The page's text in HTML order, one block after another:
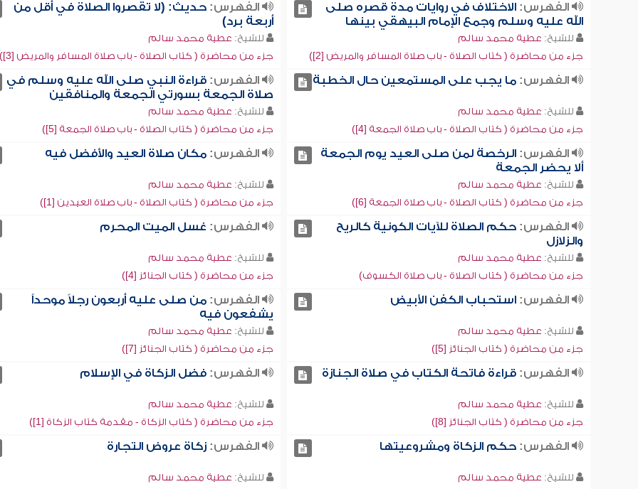
الفهرس:الاختلاف في روايات مدة قصره صلى
الله عليه وسلم وجمع الإمام البيهقي بينها
للشيخ: عطية محمد سالم
جزء من محاضرة ( كتاب الصلاة - باب صلاة المسافر والمريض [2])
الفهرس: حديث: (لا تقصروا الصلاة في أقل من
أربعة برد)
للشيخ: عطية محمد سالم
جزء من محاضرة ( كتاب الصلاة - باب صلاة المسافر والمريض [3])
الفهرس:ما يجب على المستمعين حال الخطبة
للشيخ: عطية محمد سالم
جزء من محاضرة ( كتاب الصلاة - باب صلاة الجمعة [4])
الفهرس: قراءة النبي صلى الله عليه وسلم في
صلاة الجمعة بسورتي الجمعة والمنافقين
للشيخ: عطية محمد سالم
جزء من محاضرة ( كتاب الصلاة - باب صلاة الجمعة [5])
الفهرس:الرخصة لمن صلى العيد يوم الجمعة
ألا يحضر الجمعة
للشيخ: عطية محمد سالم
جزء من محاضرة ( كتاب الصلاة - باب صلاة الجمعة [6])
الفهرس: مكان صلاة العيد والأفضل فيه
للشيخ: عطية محمد سالم
جزء من محاضرة ( كتاب الصلاة - باب صلاة العيدين [1])
الفهرس:حكم الصلاة للآيات الكونية كالريح
والزلازل
للشيخ: عطية محمد سالم
جزء من محاضرة ( كتاب الصلاة - باب صلاة الكسوف)
الفهرس: غسل الميت المحرم
للشيخ: عطية محمد سالم
جزء من محاضرة ( كتاب الجنائز [4])
الفهرس:استحباب الكفن الأبيض
للشيخ: عطية محمد سالم
جزء من محاضرة ( كتاب الجنائز [5])
الفهرس: من صلى عليه أربعون رجلاً موحداً
يشفعون فيه
للشيخ: عطية محمد سالم
جزء من محاضرة ( كتاب الجنائز [7])
الفهرس:قراءة فاتحة الكتاب في صلاة الجنازة
للشيخ: عطية محمد سالم
جزء من محاضرة ( كتاب الجنائز [8])
الفهرس: فضل الزكاة في الإسلام
للشيخ: عطية محمد سالم
جزء من محاضرة ( كتاب الزكاة - مقدمة كتاب الزكاة [1])
الفهرس:حكم الزكاة ومشروعيتها
للشيخ: عطية محمد سالم
الفهرس: زكاة عروض التجارة
للشيخ: عطية محمد سالم